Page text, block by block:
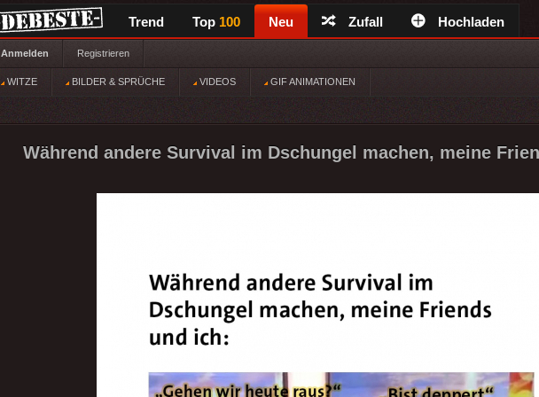
Trend Top 100 Neu Zufall Hochladen
Anmelden Registrieren
WITZE BILDER & SPRÜCHE VIDEOS GIF ANIMATIONEN
Während andere Survival im Dschungel machen, meine